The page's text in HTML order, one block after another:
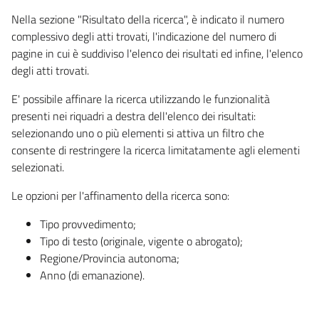
Nella sezione "Risultato della ricerca", è indicato il numero
complessivo degli atti trovati, l'indicazione del numero di
pagine in cui è suddiviso l'elenco dei risultati ed infine, l'elenco
degli atti trovati.
E' possibile affinare la ricerca utilizzando le funzionalità
presenti nei riquadri a destra dell'elenco dei risultati:
selezionando uno o più elementi si attiva un filtro che
consente di restringere la ricerca limitatamente agli elementi
selezionati.
Le opzioni per l'affinamento della ricerca sono:
Tipo provvedimento;
Tipo di testo (originale, vigente o abrogato);
Regione/Provincia autonoma;
Anno (di emanazione).